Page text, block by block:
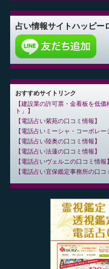
占い情報サイトハッピー
おすすめサイトリンク
建設業の許可票・金看板を低
ト」
電話占い紫苑の口コミ情報
電話占いミーシャ・コーポレー
電話占い陸奥の口コミ情報
電話占い法蓮の口コミ情報
電話占いヴェルニの口コミ情報
電話占い宜保鑑定事務所の口コ